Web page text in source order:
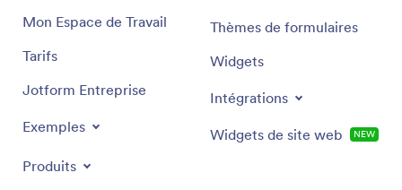
Mon Espace de Travail
Tarifs
Jotform Entreprise
Exemples
Produits
Thèmes de formulaires
Widgets
Intégrations
Widgets de site web NEW